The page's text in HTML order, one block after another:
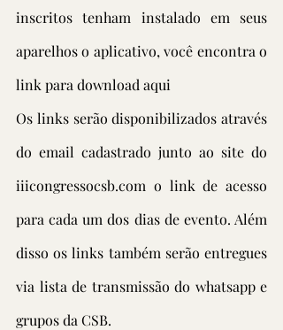
inscritos tenham instalado em seus
aparelhos o aplicativo, você encontra o
link para download aqui
Os links serão disponibilizados através
do email cadastrado junto ao site do
iiicongressocsb.com o link de acesso
para cada um dos dias de evento. Além
disso os links também serão entregues
via lista de transmissão do whatsapp e
grupos da CSB.